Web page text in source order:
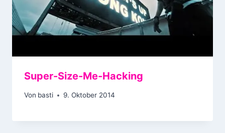
Super-Size-Me-Hacking
Von basti 9. Oktober 2014